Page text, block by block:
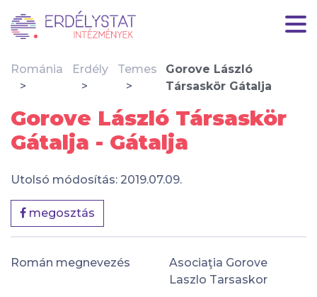
Románia Erdély Temes
Gorove László
Társaskör Gátalja
Gorove László Társaskör
Gátalja - Gátalja
Utolsó módosítás: 2019.07.09.
megosztás
Román megnevezés
Asociaţia Gorove
Laszlo Tarsaskor